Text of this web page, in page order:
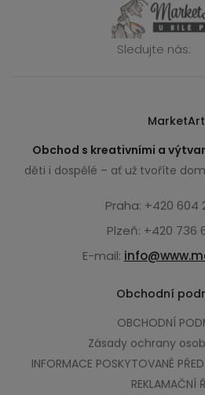
Sledujte nás:
MarketArt
Obchod s kreativními a
děti i dospělé – ať už tvoříte
Praha: +420 604
Plzeň: +420 736
E-mail:
Obchodní
OBCHODNÍ
Zásady ochrany
INFORMACE POSKYTOVANÉ
REKLAMAČNÍ